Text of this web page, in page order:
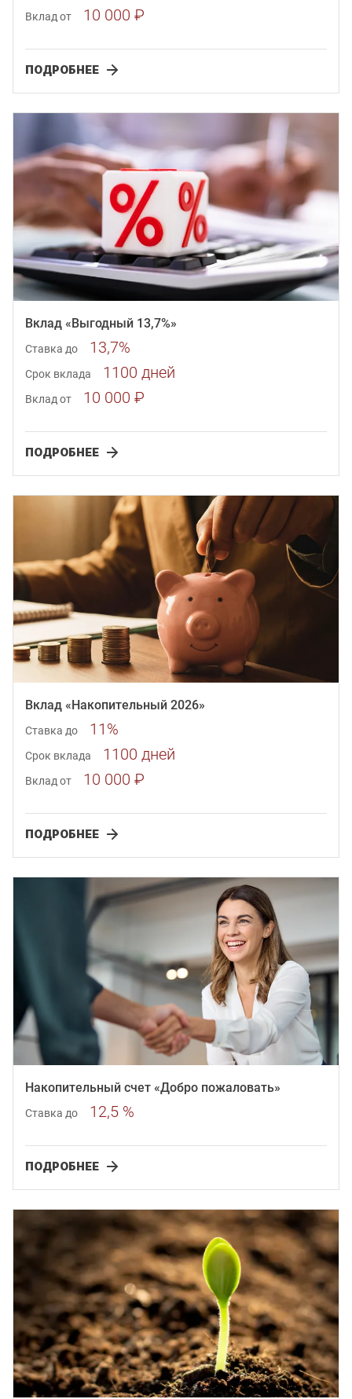
Вклад от 10 000 ₽
ПОДРОБНЕЕ
Вклад «Выгодный 13,7%»
Ставка до 13,7%
Срок вклада 1100 дней
Вклад от 10 000 ₽
ПОДРОБНЕЕ
Вклад «Накопительный 2026»
Ставка до 11%
Срок вклада 1100 дней
Вклад от 10 000 ₽
ПОДРОБНЕЕ
Накопительный счет «Добро пожаловать»
Ставка до 12,5 %
ПОДРОБНЕЕ